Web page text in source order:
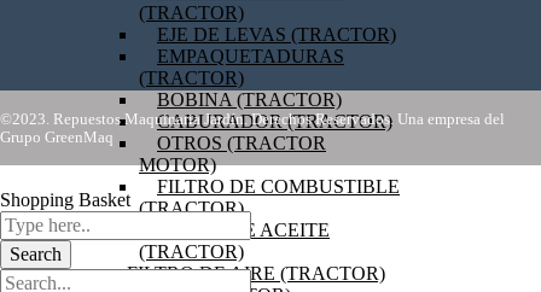
(TRACTOR)
EJE DE LEVAS (TRACTOR)
EMPAQUETADURAS
(TRACTOR)
BOBINA (TRACTOR)
CABURADOR (TRACTOR)
OTROS (TRACTOR
MOTOR)
FILTRO DE COMBUSTIBLE
(TRACTOR)
FILTRO DE ACEITE
(TRACTOR)
FILTRO DE AIRE (TRACTOR)
©2023. Repuestos Maquinaria Jardín. Derechos Reservados. Una empresa del
Grupo GreenMaq
Shopping Basket